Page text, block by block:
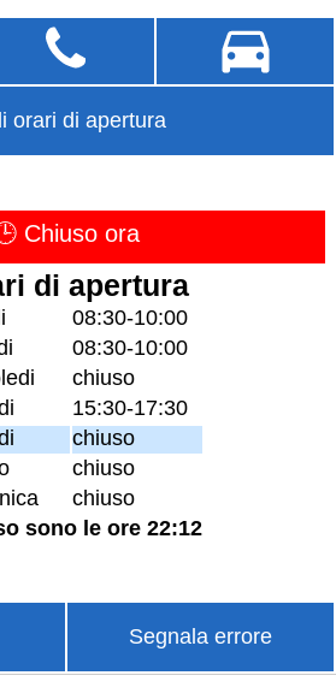
orari di apertura
Chiuso ora
di apertura
08:30-10:00
08:30-10:00
chiuso
15:30-17:30
chiuso
chiuso
chiuso
sono le ore 22:12
Segnala errore